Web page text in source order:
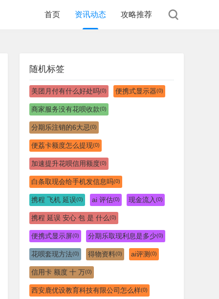
首页 资讯动态 攻略推荐
随机标签
美团月付有什么好处吗(0) 便携式显示器(0)
商家服务没有花呗收款(0)
分期乐注销的6大忌(0)
便荔卡额度怎么提现(0)
加速提升花呗信用额度(0)
白条取现会给手机发信息吗(0)
携程 飞机 延误(0) ai 评估(0) 现金流入 (0)
携程 延误 安心 包 是 什么(0)
便携式显示屏(0) 分期乐取现利息是多少(0)
花呗套现方法(0) 得物资料(0) ai评测 (0)
信用卡 额度 十 万(0)
西安鹿优设教育科技有限公司怎么样(0)